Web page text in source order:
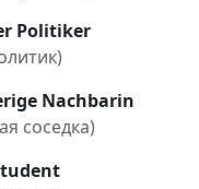
Politiker
Nachbarin
соседка)